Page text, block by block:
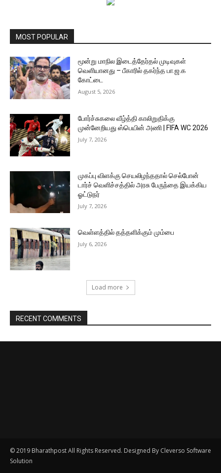
© 2019 Bharathpost All Rights Reserved. Designed By Cleverso Software
Solution